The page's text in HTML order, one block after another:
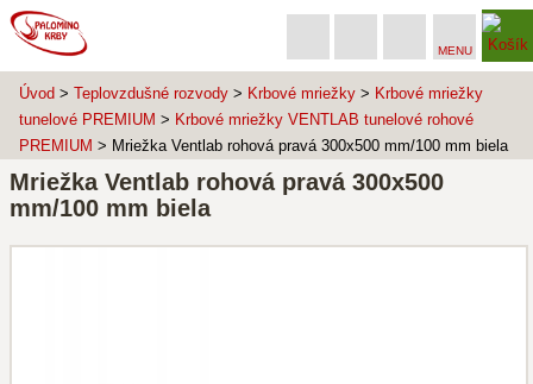
MENU
Úvod > Teplovzdušné rozvody > Krbové mriežky > Krbové mriežky
tunelové PREMIUM > Krbové mriežky VENTLAB tunelové rohové
PREMIUM > Mriežka Ventlab rohová pravá 300x500 mm/100 mm biela
Mriežka Ventlab rohová pravá 300x500
mm/100 mm biela